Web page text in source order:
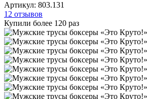
Артикул: 803.131
12 отзывов
Купили более 120 раз